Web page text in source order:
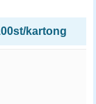
kartong